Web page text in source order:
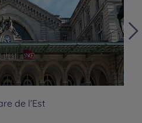
de l’Est